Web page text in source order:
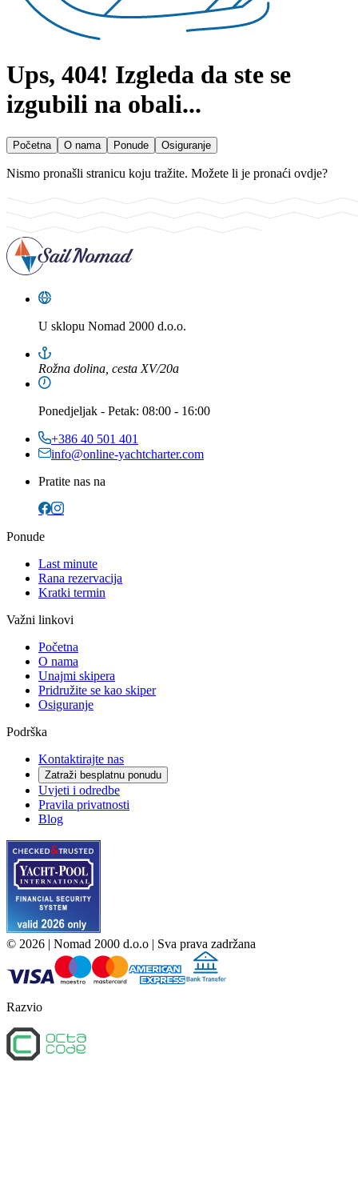
Ups, 404! Izgleda da ste se
izgubili na obali...
Početna O nama Ponude Osiguranje
Nismo pronašli stranicu koju tražite. Možete li je pronaći ovdje?
U sklopu Nomad 2000 d.o.o.
Rožna dolina, cesta XV/20a
Ponedjeljak - Petak: 08:00 - 16:00
+386 40 501 401
info@online-yachtcharter.com
Pratite nas na
Ponude
Last minute
Rana rezervacija
Kratki termin
Važni linkovi
Početna
O nama
Unajmi skipera
Pridružite se kao skiper
Osiguranje
Podrška
Kontaktirajte nas
Zatraži besplatnu ponudu
Uvjeti i odredbe
Pravila privatnosti
Blog
© 2026 | Nomad 2000 d.o.o | Sva prava zadržana
Razvio